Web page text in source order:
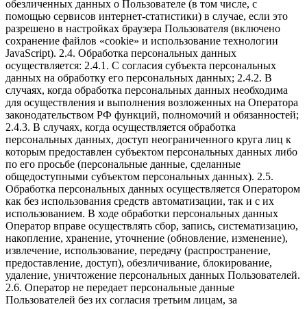
обезличенных данных о Пользователе (в том числе, с
помощью сервисов интернет-статистики) в случае, если это
разрешено в настройках браузера Пользователя (включено
сохранение файлов «cookie» и использование технологии
JavaScript). 2.4. Обработка персональных данных
осуществляется: 2.4.1. С согласия субъекта персональных
данных на обработку его персональных данных; 2.4.2. В
случаях, когда обработка персональных данных необходима
для осуществления и выполнения возложенных на Оператора
законодательством РФ функций, полномочий и обязанностей;
2.4.3. В случаях, когда осуществляется обработка
персональных данных, доступ неограниченного круга лиц к
которым предоставлен субъектом персональных данных либо
по его просьбе (персональные данные, сделанные
общедоступными субъектом персональных данных). 2.5.
Обработка персональных данных осуществляется Оператором
как без использования средств автоматизации, так и с их
использованием. В ходе обработки персональных данных
Оператор вправе осуществлять сбор, запись, систематизацию,
накопление, хранение, уточнение (обновление, изменение),
извлечение, использование, передачу (распространение,
предоставление, доступ), обезличивание, блокирование,
удаление, уничтожение персональных данных Пользователей.
2.6. Оператор не передает персональные данные
Пользователей без их согласия третьим лицам, за